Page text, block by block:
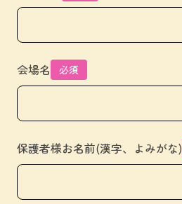
会場名 必須
保護者様お名前(漢字、よみがな)